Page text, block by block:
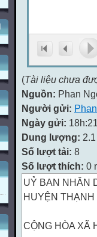
(Tài liệu chưa
Nguồn: Phan
Người gửi:
Ngày gửi:
Dung lượng:
Số lượt tải: 8
Số lượt thích: 0
UỶ BAN NHÂN
HUYỆN THẠNH
CỘNG HÒA XÃ